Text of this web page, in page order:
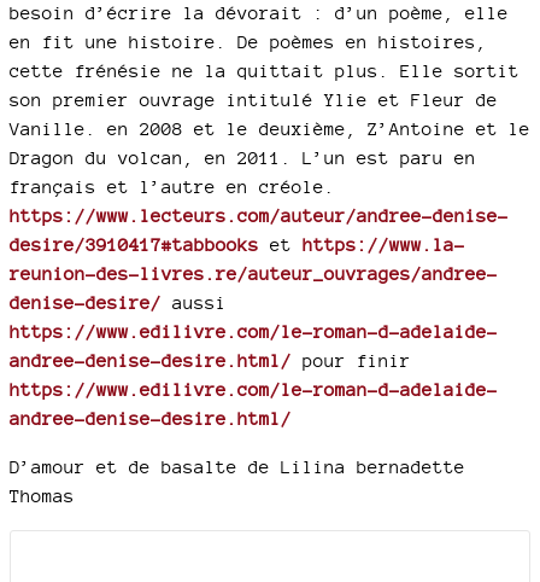
besoin d’écrire la dévorait : d’un poème, elle
en fit une histoire. De poèmes en histoires,
cette frénésie ne la quittait plus. Elle sortit
son premier ouvrage intitulé Ylie et Fleur de
Vanille. en 2008 et le deuxième, Z’Antoine et le
Dragon du volcan, en 2011. L’un est paru en
français et l’autre en créole.
https://www.lecteurs.com/auteur/andree-denise-
desire/3910417#tabbooks et https://www.la-
reunion-des-livres.re/auteur_ouvrages/andree-
denise-desire/ aussi
https://www.edilivre.com/le-roman-d-adelaide-
andree-denise-desire.html/ pour finir
https://www.edilivre.com/le-roman-d-adelaide-
andree-denise-desire.html/
D’amour et de basalte de Lilina bernadette
Thomas